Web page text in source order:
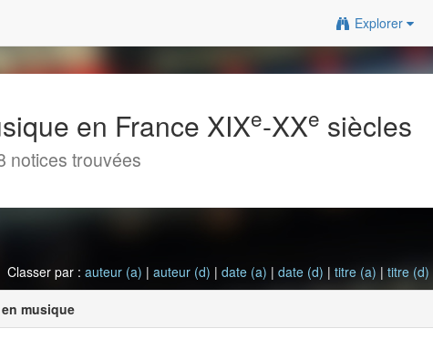
Explorer
en France XIXe-XXe siècles
notices trouvées
Classer par :auteur (a) |auteur (d) |date (a) |date (d) |titre (a) |titre (d)
musique